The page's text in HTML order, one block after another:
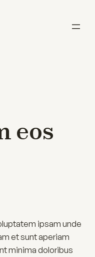
eos
ipsam unde
et sunt aperiam
minima doloribus